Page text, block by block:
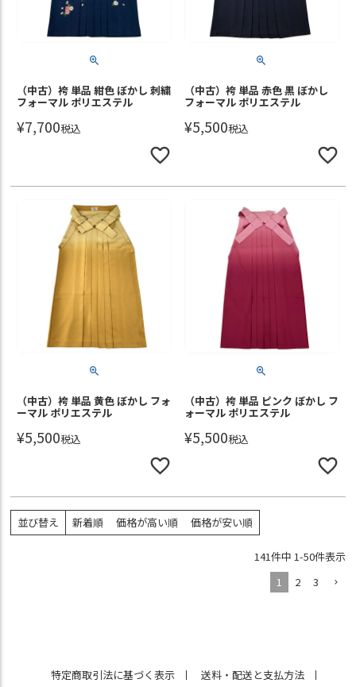
（中古）袴 単品 紺色 ぼかし 刺繍
フォーマル ポリエステル
¥7,700税込
（中古）袴 単品 赤色 黒 ぼかし
フォーマル ポリエステル
¥5,500税込
（中古）袴 単品 黄色 ぼかし フォ
ーマル ポリエステル
¥5,500税込
（中古）袴 単品 ピンク ぼかし フ
ォーマル ポリエステル
¥5,500税込
並び替え 新着順 価格が高い順 価格が安い順
141件中 1-50件表示
1
2 3
特定商取引法に基づく表示
送料・配送と支払方法